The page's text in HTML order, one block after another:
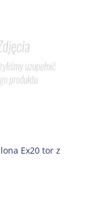
Ex20 tor z